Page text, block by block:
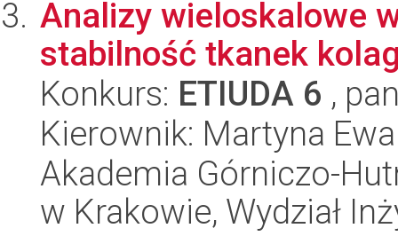
Analizy wieloskalowe
stabilność tkanek
Konkurs: ETIUDA 6 ,
Kierownik: Martyna
Akademia Górniczo-
w Krakowie, Wydział